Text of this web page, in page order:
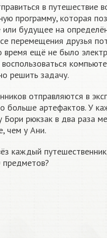
в путешествие
программу, которая
будущее на
перемещения друзья
время ещё не было
решить задачу.
отправляются в
больше артефактов. У
Бори рюкзак в два раза
чем у Ани.
каждый